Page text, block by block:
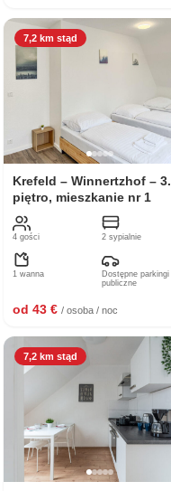
7,2 km stąd
Krefeld – Winnertzhof – 3.
piętro, mieszkanie nr 1
4 gości 2 sypialnie
1 wanna
Dostępne parkingi
publiczne
od 43 € / osoba / noc
7,2 km stąd